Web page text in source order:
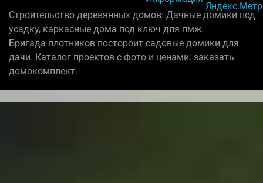
Строительство деревянных домов: Дачные домики под
усадку, каркасные дома под ключ для пмж.
Бригада плотников постороит садовые домики для
дачи. Каталог проектов с фото и ценами: заказать
домокомплект.